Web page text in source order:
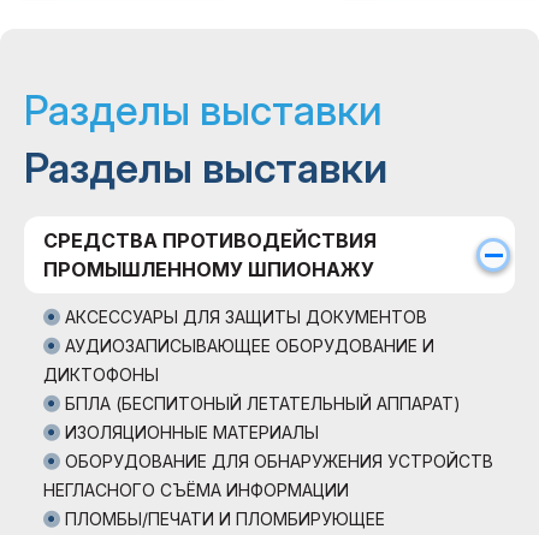
Разделы выставки
Разделы выставки
СРЕДСТВА ПРОТИВОДЕЙСТВИЯ
ПРОМЫШЛЕННОМУ ШПИОНАЖУ
АКСЕССУАРЫ ДЛЯ ЗАЩИТЫ ДОКУМЕНТОВ
АУДИОЗАПИСЫВАЮЩЕЕ ОБОРУДОВАНИЕ И
ДИКТОФОНЫ
БПЛА (БЕСПИТОНЫЙ ЛЕТАТЕЛЬНЫЙ АППАРАТ)
ИЗОЛЯЦИОННЫЕ МАТЕРИАЛЫ
ОБОРУДОВАНИЕ ДЛЯ ОБНАРУЖЕНИЯ УСТРОЙСТВ
НЕГЛАСНОГО СЪЁМА ИНФОРМАЦИИ
ПЛОМБЫ/ПЕЧАТИ И ПЛОМБИРУЮЩЕЕ